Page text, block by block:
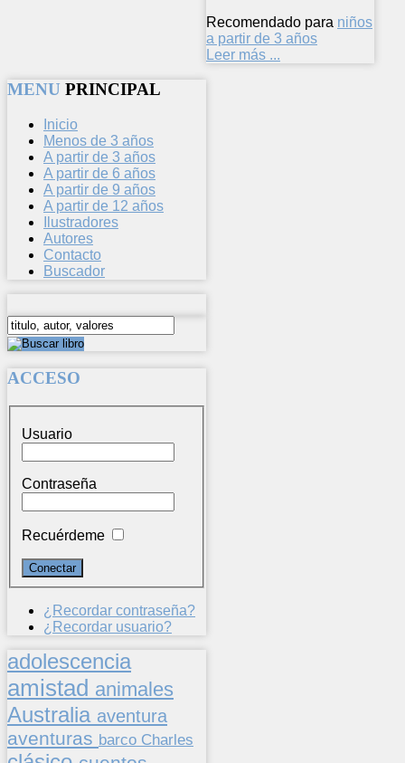
Recomendado para niños
a partir de 3 años
Leer más ...
MENU PRINCIPAL
Inicio
Menos de 3 años
A partir de 3 años
A partir de 6 años
A partir de 9 años
A partir de 12 años
Ilustradores
Autores
Contacto
Buscador
ACCESO
Usuario
Contraseña
Recuérdeme
¿Recordar contraseña?
¿Recordar usuario?
adolescencia
amistad animales
Australia aventura
aventuras barco Charles